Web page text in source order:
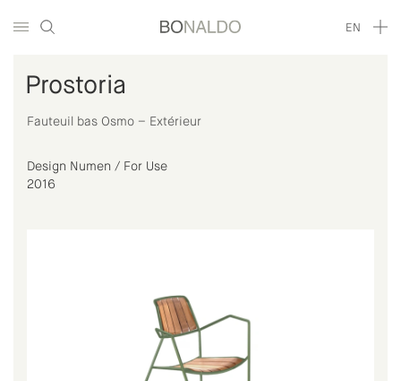
EN
Prostoria
Fauteuil bas Osmo – Extérieur
Design Numen / For Use
2016